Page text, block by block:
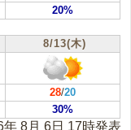
20%
8/13(木)
28/20
30%
年 8月 6日 17時発表